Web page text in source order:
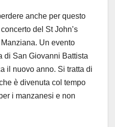
anche per questo
del St John’s
Un evento
di San Giovanni Battista
il nuovo anno. Si tratta di
è divenuta col tempo
i manzanesi e non